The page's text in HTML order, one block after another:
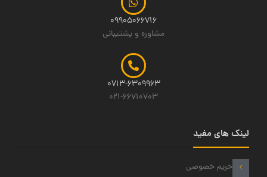
09905066716
مشاوره و پشتیبانی
0713-6309963
021-66710703
لینک های مفید
حریم خصوصی